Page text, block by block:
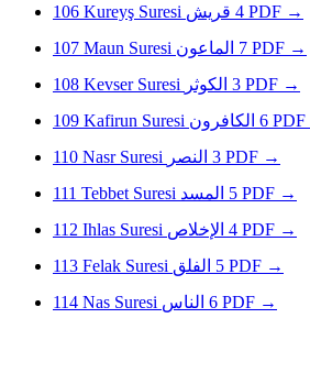
106 Kureyş Suresi قريش 4 PDF →
107 Maun Suresi الماعون 7 PDF →
108 Kevser Suresi الكوثر 3 PDF →
109 Kafirun Suresi الكافرون 6 PDF
110 Nasr Suresi النصر 3 PDF →
111 Tebbet Suresi المسد 5 PDF →
112 Ihlas Suresi الإخلاص 4 PDF →
113 Felak Suresi الفلق 5 PDF →
114 Nas Suresi الناس 6 PDF →